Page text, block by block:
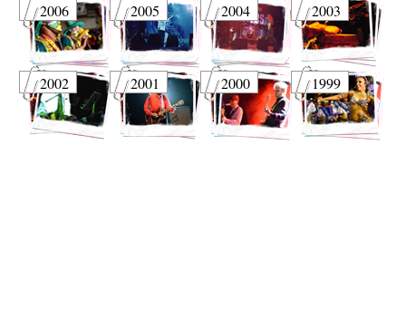
2006 2005 2004 2003
2002 2001 2000 1999